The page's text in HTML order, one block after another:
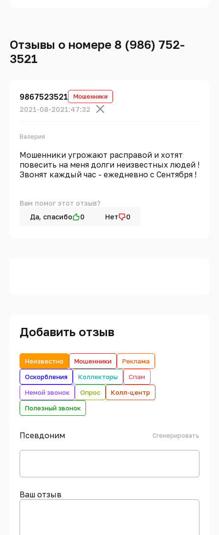
Отзывы о номере 8 (986) 752-
3521
9867523521 Мошенники
2021-08-2021:47:32
Валерия
Мошенники угрожают расправой и хотят
повесить на меня долги неизвестных людей !
Звонят каждый час - ежедневно с Сентября !
Вам помог этот отзыв?
Да, спасибо
0 Нет 0
Добавить отзыв
Неизвестно Мошенники
Реклама
Оскорбления
Коллекторы
Спам
Немой звонок
Опрос
Колл-центр
Полезный звонок
Псевдоним Сгенерировать
Ваш отзыв